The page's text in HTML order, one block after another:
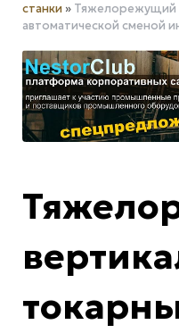
станки » Тяжелорежущий
автоматической сменой